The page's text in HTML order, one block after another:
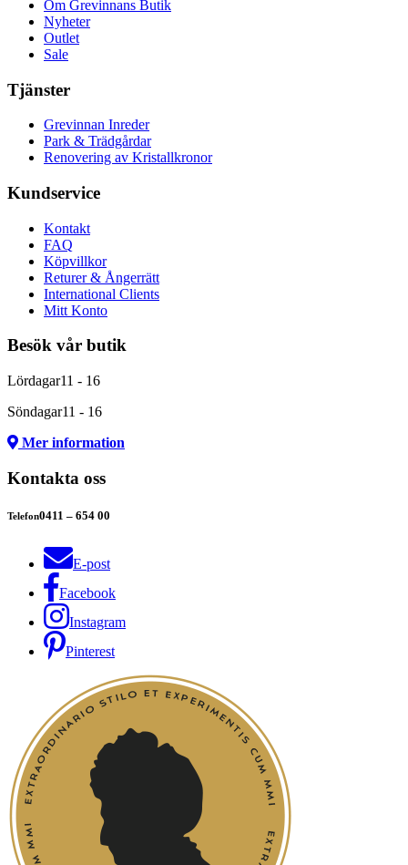
Om Grevinnans Butik
Nyheter
Outlet
Sale
Tjänster
Grevinnan Inreder
Park & Trädgårdar
Renovering av Kristallkronor
Kundservice
Kontakt
FAQ
Köpvillkor
Returer & Ångerrätt
International Clients
Mitt Konto
Besök vår butik
Lördagar11 - 16
Söndagar11 - 16
Mer information
Kontakta oss
Telefon0411 – 654 00
E-post
Facebook
Instagram
Pinterest